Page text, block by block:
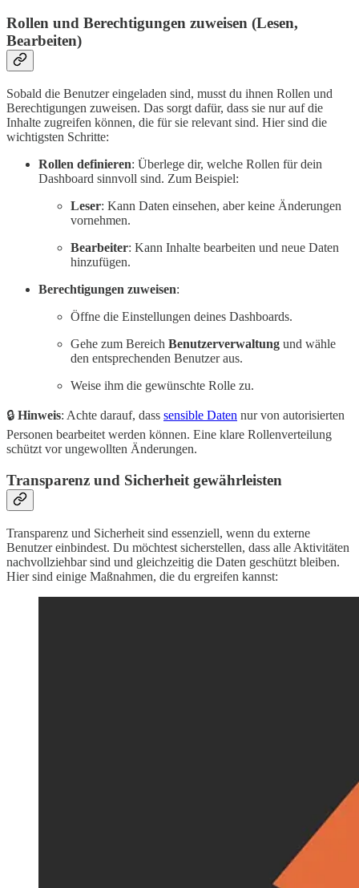
Rollen und Berechtigungen zuweisen (Lesen,
Bearbeiten)
Sobald die Benutzer eingeladen sind, musst du ihnen Rollen und
Berechtigungen zuweisen. Das sorgt dafür, dass sie nur auf die
Inhalte zugreifen können, die für sie relevant sind. Hier sind die
wichtigsten Schritte:
Rollen definieren: Überlege dir, welche Rollen für dein
Dashboard sinnvoll sind. Zum Beispiel:
Leser: Kann Daten einsehen, aber keine Änderungen
vornehmen.
Bearbeiter: Kann Inhalte bearbeiten und neue Daten
hinzufügen.
Berechtigungen zuweisen:
Öffne die Einstellungen deines Dashboards.
Gehe zum Bereich Benutzerverwaltung und wähle
den entsprechenden Benutzer aus.
Weise ihm die gewünschte Rolle zu.
🔒 Hinweis: Achte darauf, dass sensible Daten nur von autorisierten
Personen bearbeitet werden können. Eine klare Rollenverteilung
schützt vor ungewollten Änderungen.
Transparenz und Sicherheit gewährleisten
Transparenz und Sicherheit sind essenziell, wenn du externe
Benutzer einbindest. Du möchtest sicherstellen, dass alle Aktivitäten
nachvollziehbar sind und gleichzeitig die Daten geschützt bleiben.
Hier sind einige Maßnahmen, die du ergreifen kannst: